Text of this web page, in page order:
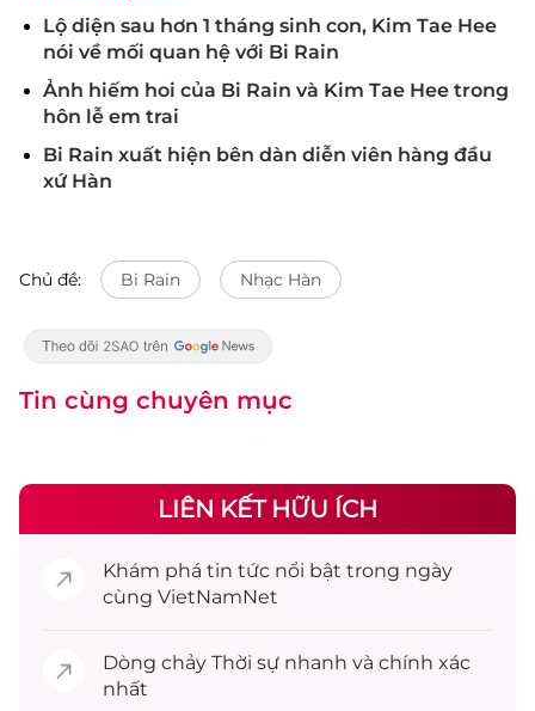
Lộ diện sau hơn 1 tháng sinh con, Kim Tae Hee
nói về mối quan hệ với Bi Rain
Ảnh hiếm hoi của Bi Rain và Kim Tae Hee trong
hôn lễ em trai
Bi Rain xuất hiện bên dàn diễn viên hàng đầu
xứ Hàn
Chủ đề: Bi Rain Nhạc Hàn
Tin cùng chuyên mục
LIÊN KẾT HỮU ÍCH
Khám phá tin tức nổi bật trong ngày
cùng VietNamNet
Dòng chảy Thời sự nhanh và chính xác
nhất